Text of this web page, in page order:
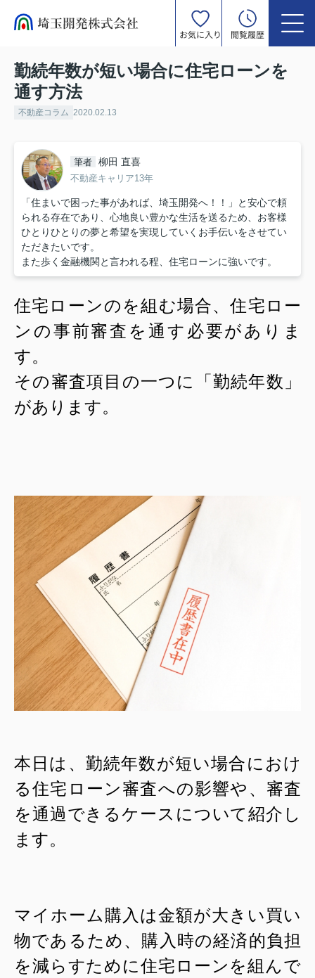
お気に入り 閲覧履歴
勤続年数が短い場合に住宅ローンを
通す方法
不動産コラム 2020.02.13
筆者 柳田 直喜
不動産キャリア13年
「住まいで困った事があれば、埼玉開発へ！！」と安心で頼
られる存在であり、心地良い豊かな生活を送るため、お客様
ひとりひとりの夢と希望を実現していくお手伝いをさせてい
ただきたいです。
また歩く金融機関と言われる程、住宅ローンに強いです。
住宅ローンのを組む場合、住宅ロー
ンの事前審査を通す必要がありま
す。
その審査項目の一つに「勤続年数」
があります。
本日は、勤続年数が短い場合におけ
る住宅ローン審査への影響や、審査
を通過できるケースについて紹介し
ます。
マイホーム購入は金額が大きい買い
物であるため、購入時の経済的負担
を減らすために住宅ローンを組んで